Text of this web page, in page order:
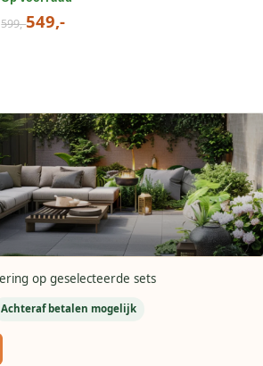
599,-549,-
op geselecteerde sets
Achteraf betalen mogelijk